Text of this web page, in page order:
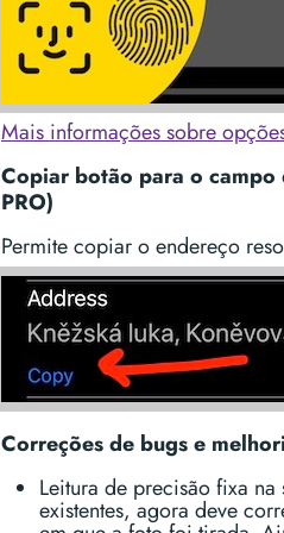
Mais informações sobre
Copiar botão para o
PRO)
Permite copiar o endereço
Correções de bugs e
Leitura de precisão fixa
existentes, agora deve